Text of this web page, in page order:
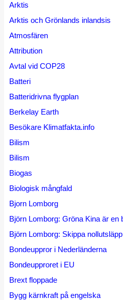
Arktis
Arktis och Grönlands inlandsis
Atmosfären
Attribution
Avtal vid COP28
Batteri
Batteridrivna flygplan
Berkelay Earth
Besökare Klimatfakta.info
Bilism
Bilism
Biogas
Biologisk mångfald
Bjorn Lomborg
Björn Lomborg: Gröna Kina är en
Björn Lomborg: Skippa
Bondeuppror i Nederländerna
Bondeupproret i EU
Brext floppade
Bygg kärnkraft på engelska